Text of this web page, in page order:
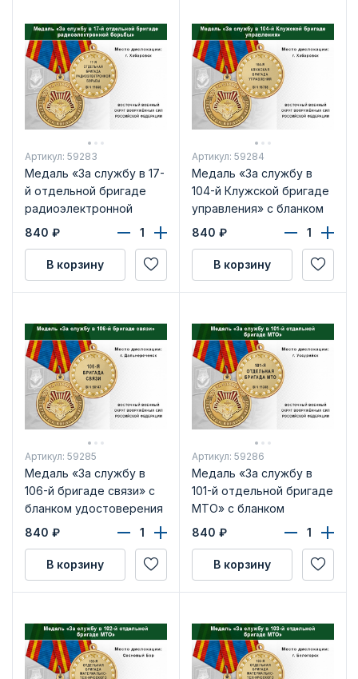
Артикул: 59283
Медаль «За службу в 17-
й отдельной бригаде
радиоэлектронной
борьбы» с бланком
840 ₽
В корзину
Артикул: 59284
Медаль «За службу в
104-й Клужской бригаде
управления» с бланком
удостоверения
840 ₽
В корзину
Артикул: 59285
Медаль «За службу в
106-й бригаде связи» с
бланком удостоверения
840 ₽
В корзину
Артикул: 59286
Медаль «За службу в
101-й отдельной бригаде
МТО» с бланком
удостоверения
840 ₽
В корзину